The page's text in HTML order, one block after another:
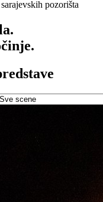
pozorišta